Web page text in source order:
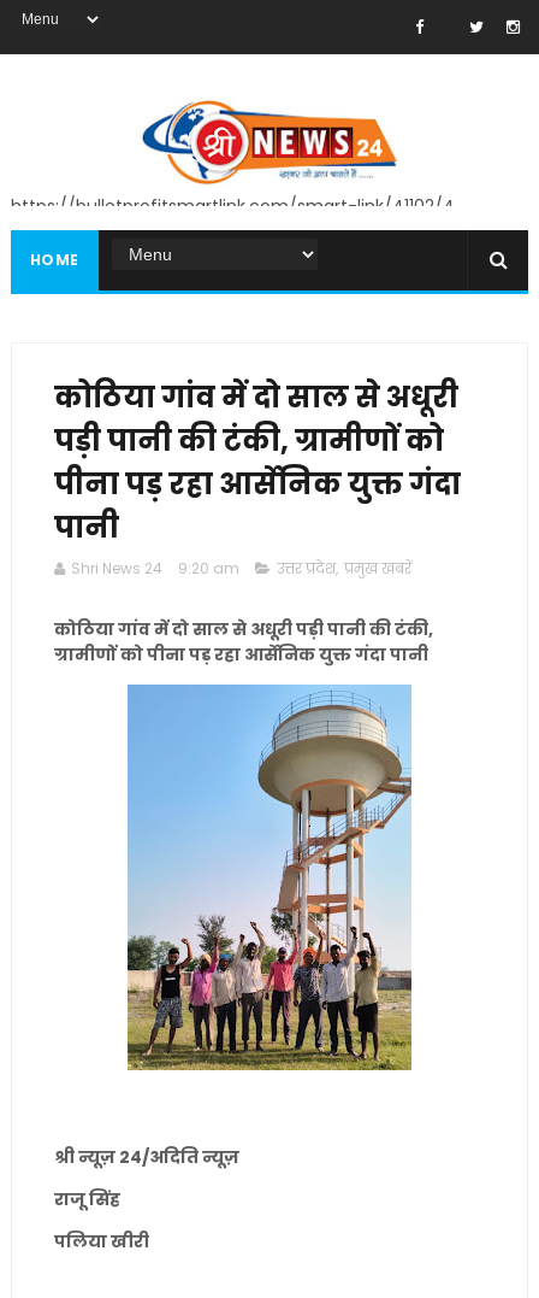
https://bulletprofitsmartlink.com/smart-link/41102/4
HOME
कोठिया गांव में दो साल से अधूरी
पड़ी पानी की टंकी, ग्रामीणों को
पीना पड़ रहा आर्सेनिक युक्त गंदा
पानी
Shri News 24 9:20 am उत्तर प्रदेश, प्रमुख खबरें
कोठिया गांव में दो साल से अधूरी पड़ी पानी की टंकी,
ग्रामीणों को पीना पड़ रहा आर्सेनिक युक्त गंदा पानी
श्री न्यूज़ 24/अदिति न्यूज़
राजू सिंह
पलिया खीरी